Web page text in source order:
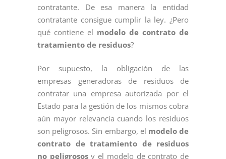
contratante. De esa manera la entidad
contratante consigue cumplir la ley. ¿Pero
qué contiene el modelo de contrato de
tratamiento de residuos?
Por supuesto, la obligación de las
empresas generadoras de residuos de
contratar una empresa autorizada por el
Estado para la gestión de los mismos cobra
aún mayor relevancia cuando los residuos
son peligrosos. Sin embargo, el modelo de
contrato de tratamiento de residuos
no peligrososy el modelo de contrato de